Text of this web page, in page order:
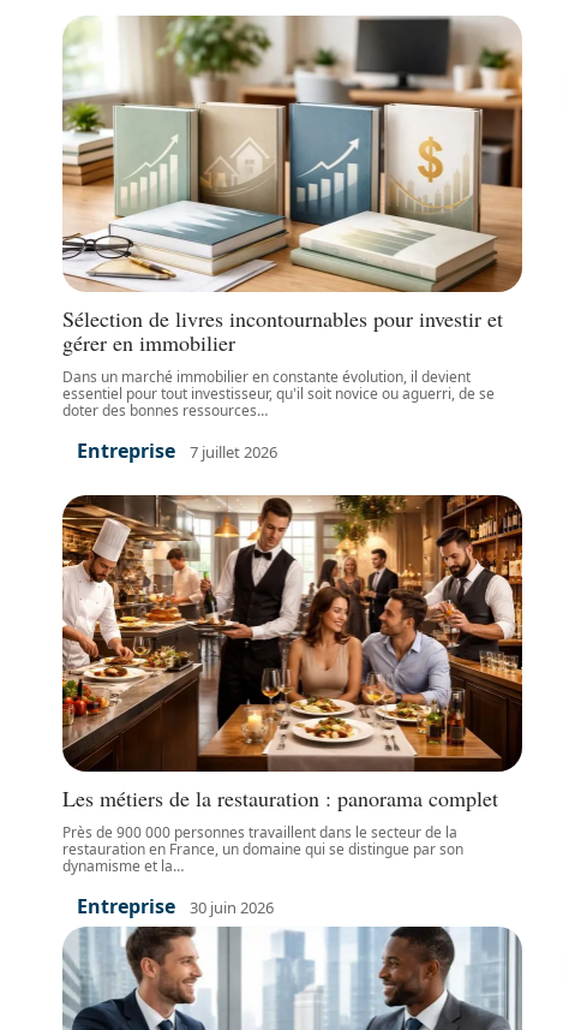
Sélection de livres incontournables pour investir et
gérer en immobilier
Dans un marché immobilier en constante évolution, il devient
essentiel pour tout investisseur, qu'il soit novice ou aguerri, de se
doter des bonnes ressources…
Entreprise 7 juillet 2026
Les métiers de la restauration : panorama complet
Près de 900 000 personnes travaillent dans le secteur de la
restauration en France, un domaine qui se distingue par son
dynamisme et la…
Entreprise 30 juin 2026